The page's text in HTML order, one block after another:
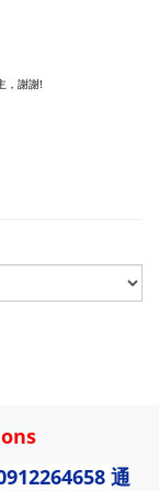
，謝謝!
通